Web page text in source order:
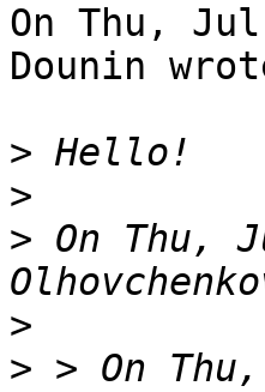
On Thu,
Dounin
>
>
> On Thu,
>
> > On